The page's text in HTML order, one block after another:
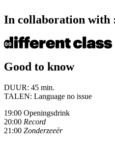
In collaboration with
Good to know
DUUR: 45 min.
TALEN: Language no issue
19:00 Openingsdrink
20:00 Record
21:00 Zonderzeeër